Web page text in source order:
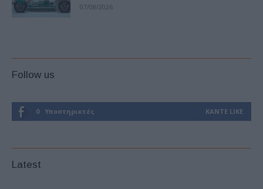
07/08/2026
Follow us
0 Υποστηρικτές ΚΆΝΤΕ LIKE
Latest